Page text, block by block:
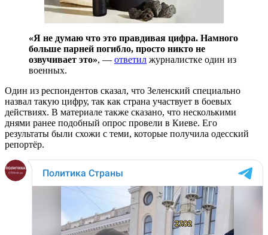
«Я не думаю что это правдивая цифра. Намного
больше парней погибло, просто никто не
озвучивает это», — ответил журналистке один из
военных.
Один из респондентов сказал, что Зеленский специально
назвал такую цифру, так как страна участвует в боевых
действиях. В материале также сказано, что несколькими
днями ранее подобный опрос провели в Киеве. Его
результаты были схожи с теми, которые получила одесский
репортёр.